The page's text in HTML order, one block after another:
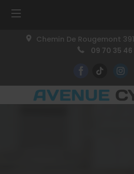
Chemin De Rougemont
09 70 35 46